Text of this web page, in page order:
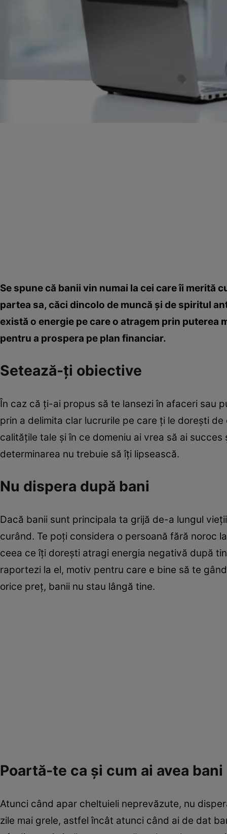
Se spune că banii vin numai la cei care îi merită
partea sa, căci dincolo de muncă şi de spiritul
există o energie pe care o atragem prin puterea
pentru a prospera pe plan financiar.
Setează-ţi obiective
În caz că ţi-ai propus să te lansezi în afaceri sau
prin a delimita clar lucrurile pe care ţi le doreşti
calităţile tale şi în ce domeniu ai vrea să ai
determinarea nu trebuie să îţi lipsească.
Nu dispera după bani
Dacă banii sunt principala ta grijă de-a lungul
curând. Te poţi considera o persoană fără noroc
ceea ce îţi doreşti atragi energia negativă după
raportezi la el, motiv pentru care e bine să te
orice preţ, banii nu stau lângă tine.
Poartă-te ca şi cum ai avea bani
Atunci când apar cheltuieli neprevăzute, nu
zile mai grele, astfel încât atunci când ai de dat